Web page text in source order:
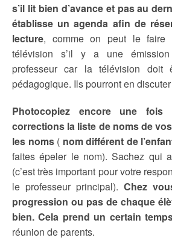
s’il lit bien d’avance et pas au
établisse un agenda afin de
lecture, comme on peut le faire
télévision s’il y a une
professeur car la télévision doit
pédagogique. Ils pourront en
Photocopiez encore une
corrections la liste de noms de
les noms( nom différent de
faites épeler le nom). Sachez qui
(c’est très important pour votre
le professeur principal). Chez
progression ou pas de chaque
bien. Cela prend un certain
réunion de parents.